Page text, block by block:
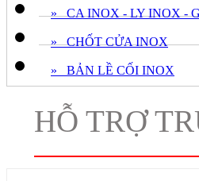
» CA INOX - LY INOX -
» CHỐT CỬA INOX
» BẢN LỀ CỐI INOX
HỖ TRỢ